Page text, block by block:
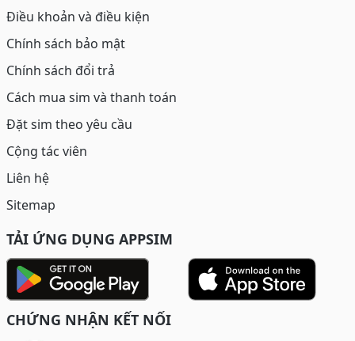
Điều khoản và điều kiện
Chính sách bảo mật
Chính sách đổi trả
Cách mua sim và thanh toán
Đặt sim theo yêu cầu
Cộng tác viên
Liên hệ
Sitemap
TẢI ỨNG DỤNG APPSIM
CHỨNG NHẬN KẾT NỐI